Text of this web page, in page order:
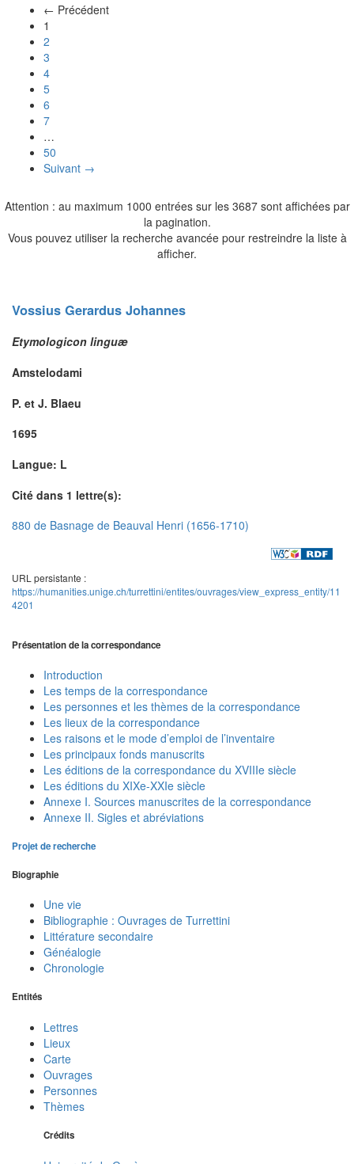
← Précédent
1
2
3
4
5
6
7
…
50
Suivant →
Attention : au maximum 1000 entrées sur les 3687 sont affichées par
la pagination.
Vous pouvez utiliser la recherche avancée pour restreindre la liste à
afficher.
Vossius Gerardus Johannes
Etymologicon linguæ
Amstelodami
P. et J. Blaeu
1695
Langue: L
Cité dans 1 lettre(s):
880 de Basnage de Beauval Henri (1656-1710)
URL persistante :
https://humanities.unige.ch/turrettini/entites/ouvrages/view_express_entity/11
4201
Présentation de la correspondance
Introduction
Les temps de la correspondance
Les personnes et les thèmes de la correspondance
Les lieux de la correspondance
Les raisons et le mode d’emploi de l’inventaire
Les principaux fonds manuscrits
Les éditions de la correspondance du XVIIIe siècle
Les éditions du XIXe-XXIe siècle
Annexe I. Sources manuscrites de la correspondance
Annexe II. Sigles et abréviations
Projet de recherche
Biographie
Une vie
Bibliographie : Ouvrages de Turrettini
Littérature secondaire
Généalogie
Chronologie
Entités
Lettres
Lieux
Carte
Ouvrages
Personnes
Thèmes
Crédits